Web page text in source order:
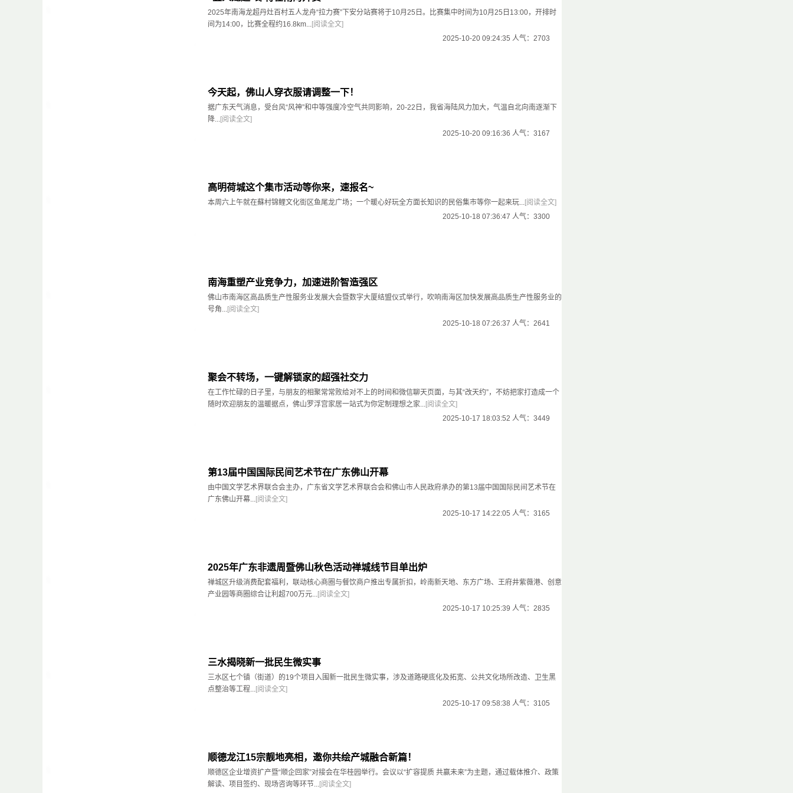
2025年南海龙超丹灶百村五人龙舟“拉力赛”下安分站赛将于10月25日。比赛集中时间为10月25日13:00，开排时
间为14:00，比赛全程约16.8km...[阅读全文]
2025-10-20 09:24:35 人气：2703
今天起，佛山人穿衣服请调整一下！
据广东天气消息，受台风“风神”和中等强度冷空气共同影响，20-22日，我省海陆风力加大，气温自北向南逐渐下
降...[阅读全文]
2025-10-20 09:16:36 人气：3167
高明荷城这个集市活动等你来，速报名~
本周六上午就在蘇村锦鲤文化街区鱼尾龙广场；一个暖心好玩全方面长知识的民俗集市等你一起来玩...[阅读全文]
2025-10-18 07:36:47 人气：3300
南海重塑产业竞争力，加速进阶智造强区
佛山市南海区高品质生产性服务业发展大会暨数字大厦结盟仪式举行，吹响南海区加快发展高品质生产性服务业的
号角...[阅读全文]
2025-10-18 07:26:37 人气：2641
聚会不转场，一键解锁家的超强社交力
在工作忙碌的日子里，与朋友的相聚常常败给对不上的时间和微信聊天页面，与其“改天约”，不妨把家打造成一个
随时欢迎朋友的温暖据点，佛山罗浮宫家居一站式为你定制理想之家...[阅读全文]
2025-10-17 18:03:52 人气：3449
第13届中国国际民间艺术节在广东佛山开幕
由中国文学艺术界联合会主办，广东省文学艺术界联合会和佛山市人民政府承办的第13届中国国际民间艺术节在
广东佛山开幕...[阅读全文]
2025-10-17 14:22:05 人气：3165
2025年广东非遗周暨佛山秋色活动禅城线节目单出炉
禅城区升级消费配套福利，联动核心商圈与餐饮商户推出专属折扣，岭南新天地、东方广场、王府井紫薇港、创意
产业园等商圈综合让利超700万元...[阅读全文]
2025-10-17 10:25:39 人气：2835
三水揭晓新一批民生微实事
三水区七个镇（街道）的19个项目入围新一批民生微实事，涉及道路硬底化及拓宽、公共文化场所改造、卫生黑
点整治等工程...[阅读全文]
2025-10-17 09:58:38 人气：3105
顺德龙江15宗靓地亮相，邀你共绘产城融合新篇！
顺德区企业增资扩产暨“顺企回家”对接会在华桂园举行。会议以“扩容提质 共赢未来”为主题，通过载体推介、政策
解读、项目签约、现场咨询等环节...[阅读全文]